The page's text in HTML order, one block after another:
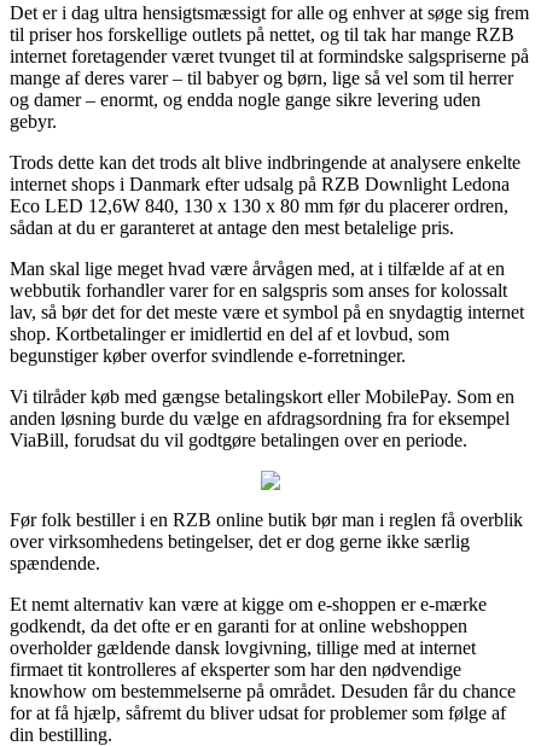
Det er i dag ultra hensigtsmæssigt for alle og enhver at søge sig frem
til priser hos forskellige outlets på nettet, og til tak har mange RZB
internet foretagender været tvunget til at formindske salgspriserne på
mange af deres varer – til babyer og børn, lige så vel som til herrer
og damer – enormt, og endda nogle gange sikre levering uden
gebyr.
Trods dette kan det trods alt blive indbringende at analysere enkelte
internet shops i Danmark efter udsalg på RZB Downlight Ledona
Eco LED 12,6W 840, 130 x 130 x 80 mm før du placerer ordren,
sådan at du er garanteret at antage den mest betalelige pris.
Man skal lige meget hvad være årvågen med, at i tilfælde af at en
webbutik forhandler varer for en salgspris som anses for kolossalt
lav, så bør det for det meste være et symbol på en snydagtig internet
shop. Kortbetalinger er imidlertid en del af et lovbud, som
begunstiger køber overfor svindlende e-forretninger.
Vi tilråder køb med gængse betalingskort eller MobilePay. Som en
anden løsning burde du vælge en afdragsordning fra for eksempel
ViaBill, forudsat du vil godtgøre betalingen over en periode.
Før folk bestiller i en RZB online butik bør man i reglen få overblik
over virksomhedens betingelser, det er dog gerne ikke særlig
spændende.
Et nemt alternativ kan være at kigge om e-shoppen er e-mærke
godkendt, da det ofte er en garanti for at online webshoppen
overholder gældende dansk lovgivning, tillige med at internet
firmaet tit kontrolleres af eksperter som har den nødvendige
knowhow om bestemmelserne på området. Desuden får du chance
for at få hjælp, såfremt du bliver udsat for problemer som følge af
din bestilling.